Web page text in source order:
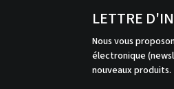
LETTRE
Nous vous
électronique
nouveaux produits.